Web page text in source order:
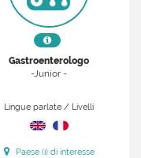
Gastroenterologo
-Junior -
Lingue parlate / Livelli
Paese (i) di interesse